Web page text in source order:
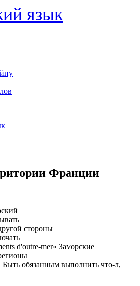
язык
Франции
стороны
d'outre-mer» Заморские
обязанным выполнить что-л,